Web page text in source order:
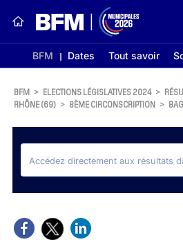
BFM Dates Tout savoir
BFM > ELECTIONS LÉGISLATIVES 2024 >
RHÔNE (69) > 8ÈME CIRCONSCRIPTION >